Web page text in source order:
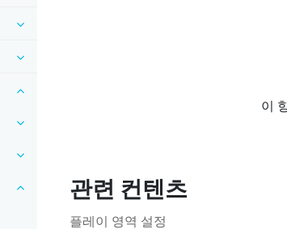
이
관련 컨텐츠
플레이 영역 설정